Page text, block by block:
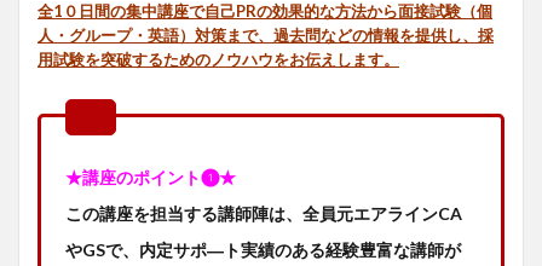
全1０日間の集中講座で自己PRの効果的な方法から面接試験（個
人・グループ・英語）対策まで、過去問などの情報を提供し、採
用試験を突破するためのノウハウをお伝えします。
★講座のポイント❶★
この講座を担当する講師陣は、全員元エアラインCA
やGSで、内定サポ―ト実績のある経験豊富な講師が